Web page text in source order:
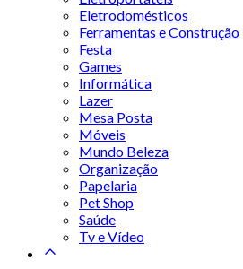
Eletrodomésticos
Ferramentas e Construção
Festa
Games
Informática
Lazer
Mesa Posta
Móveis
Mundo Beleza
Organização
Papelaria
Pet Shop
Saúde
Tv e Vídeo